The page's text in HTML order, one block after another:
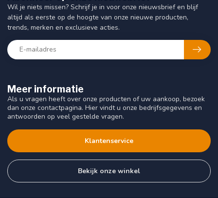
Meer informatie
Als u vragen heeft over onze producten of uw aankoop, bezoek
dan onze contactpagina. Hier vindt u onze bedrijfsgegevens en
antwoorden op veel gestelde vragen.
Klantenservice
Bekijk onze winkel
Wil je niets missen? Schrijf je in voor onze nieuwsbrief en blijf
altijd als eerste op de hoogte van onze nieuwe producten,
trends, merken en exclusieve acties.